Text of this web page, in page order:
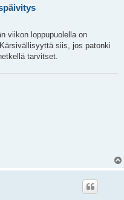
viikon loppupuolella on
siis, jos patonki
tarvitset.